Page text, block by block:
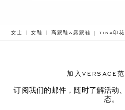
女士 女鞋 高跟鞋&露跟鞋 TINA印
加入VERSACE
订阅我们的邮件，随时了解活动
态。